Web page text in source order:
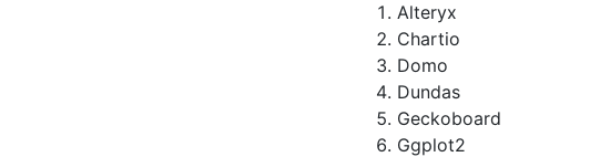
Alteryx
Chartio
Domo
Dundas
Geckoboard
Ggplot2